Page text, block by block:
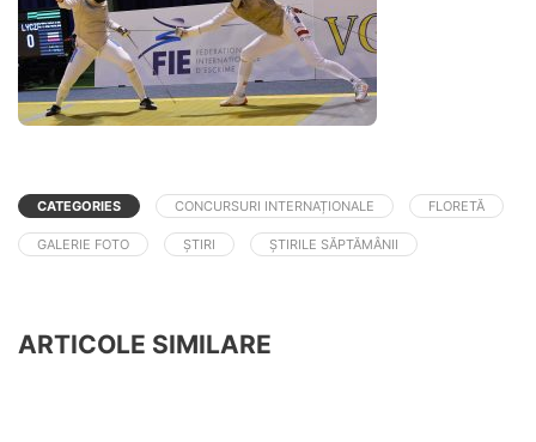
CATEGORIES CONCURSURI INTERNAȚIONALE FLORETĂ
GALERIE FOTO ȘTIRI ȘTIRILE SĂPTĂMÂNII
ARTICOLE SIMILARE